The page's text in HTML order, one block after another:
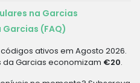
na Garcias
(FAQ)
ativos em Agosto 2026.
da Garcias economizam €20.